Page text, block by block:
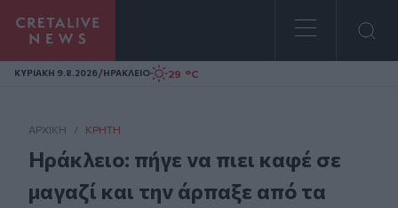
Homepage
ΚΥΡΙΑΚΗ 9.8.2026/ΗΡΑΚΛΕΙΟ 29 °C
ΑΡΧΙΚΗ / ΚΡΉΤΗ
Ηράκλειο: πήγε να πιει καφέ σε
μαγαζί και την άρπαξε από τα